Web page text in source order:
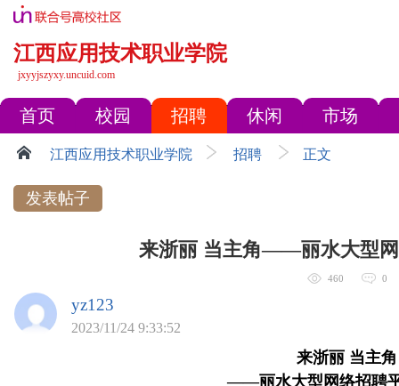
江西应用技术职业学院
jxyyjszyxy.uncuid.com
首页 校园 招聘 休闲 市场
江西应用技术职业学院 招聘 正文
发表帖子
来浙丽 当主角——丽水大型
460 0
yz123
2023/11/24 9:33:52
来浙丽 当主角
——丽水大型网络招聘